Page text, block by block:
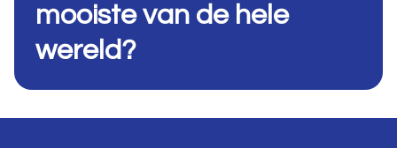
mooiste van de hele
wereld?